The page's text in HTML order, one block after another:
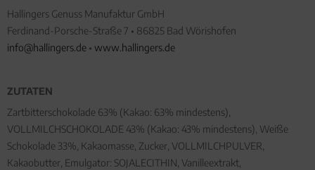
Hallingers Genuss Manufaktur GmbH
Ferdinand-Porsche-Straße 7 • 86825 Bad Wörishofen
info@hallingers.de • www.hallingers.de
ZUTATEN
Zartbitterschokolade 63% (Kakao: 63% mindestens),
VOLLMILCHSCHOKOLADE 43% (Kakao: 43% mindestens), Weiße
Schokolade 33%, Kakaomasse, Zucker, VOLLMILCHPULVER,
Kakaobutter, Emulgator: SOJALECITHIN, Vanilleextrakt,